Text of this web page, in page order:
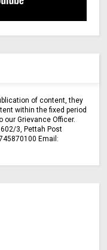
of content, they
within the fixed period
Grievance Officer.
602/3, Pettah Post
Email: